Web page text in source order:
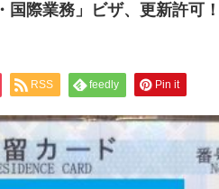
国際業務」ビザ、更新許可！
RSS feedly Pin it